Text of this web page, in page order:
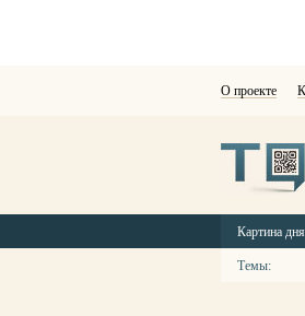
О проекте
Картина дня
Темы: